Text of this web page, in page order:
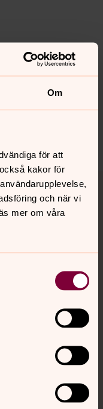
Om
för att
kakor för
och när vi
mer om våra
sidans